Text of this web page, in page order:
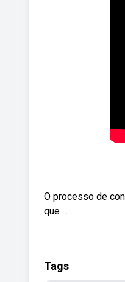
O processo de
que ...
Tags